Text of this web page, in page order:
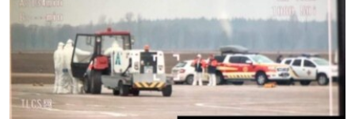
СПЕЦПРОЕКТИ
ДЕПОРТАЦІЯ
ВІДЕОУРОКИ «ELIFBE»
СВІДЧЕННЯ ОКУПАЦІЇ
ЯК ОБІЙТИ БЛОКУВАННЯ
Русский
Qırımtatar